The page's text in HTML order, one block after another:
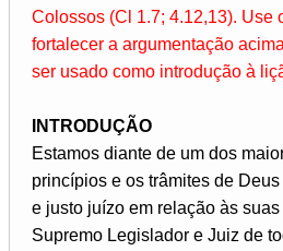
Colossos (Cl 1.7; 4.12,13). Use
fortalecer a argumentação
ser usado como introdução à
INTRODUÇÃO
Estamos diante de um dos
princípios e os trâmites de
e justo juízo em relação às
Supremo Legislador e Juiz de